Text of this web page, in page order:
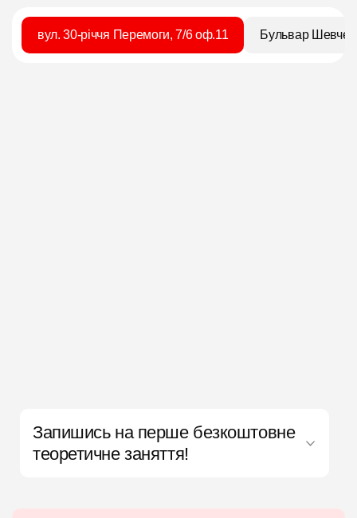
вул. 30-річчя Перемоги, 7/6 оф.11 Бульвар
Запишись на перше безкоштовне
теоретичне заняття!